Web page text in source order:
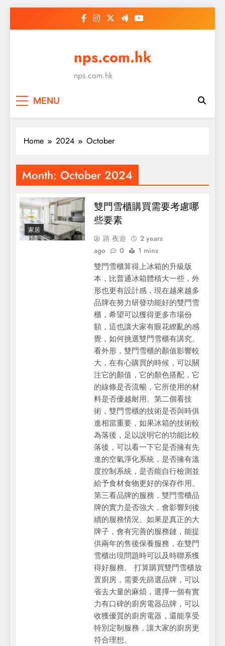
nps.com.hk
nps.com.hk
MENU
Home 2024 October
Month: October 2024
家居
雙門雪櫃購買需要考慮哪
些要素
路 夜遊
2 years
ago
0 1 mins
雙門雪櫃算得上冰箱的升級版
本，比普通冰箱體積大一些，外
形也更有設計感，現在越來越多
品牌在努力研發功能好的雙門雪
櫃，希望可以獲得更多市場份
額，這也讓大家有眼花繚亂的感
覺，如何挑選雙門雪櫃有講究。
看外形，雙門雪櫃的顏值影響較
大，在有心購買的時候，可以關
注它的顏值，它的顏色搭配，它
的線條是否流暢，它所使用的材
料是否優越耐用。第二個看技
術，雙門雪櫃的技術是否與時俱
進相當重要，如果冰箱的技術較
為落後，足以說明它的功能比較
落後，可以看一下它是否擁有先
進的空氣淨化系統，是否擁有溫
度控制系統，是否能自行檢測並
給予食材食物更好的保存作用。
第三看品牌的服務，雙門雪櫃品
牌的實力是否強大，會影響到後
續的服務情況。如果是真正的大
牌子，會有完善的服務鏈，能提
供兩年的售後保養服務，在雙門
雪櫃出現問題時可以及時聯系獲
得好服務。 打算購買雙門雪櫃放
置廚房，需要先篩選品牌，可以
省去大量的麻煩，選擇一個有實
力有口碑的廚房電器品牌，可以
收獲優質的廚房電器，還能享受
特別定制服務，讓大家的廚房更
符合理想。